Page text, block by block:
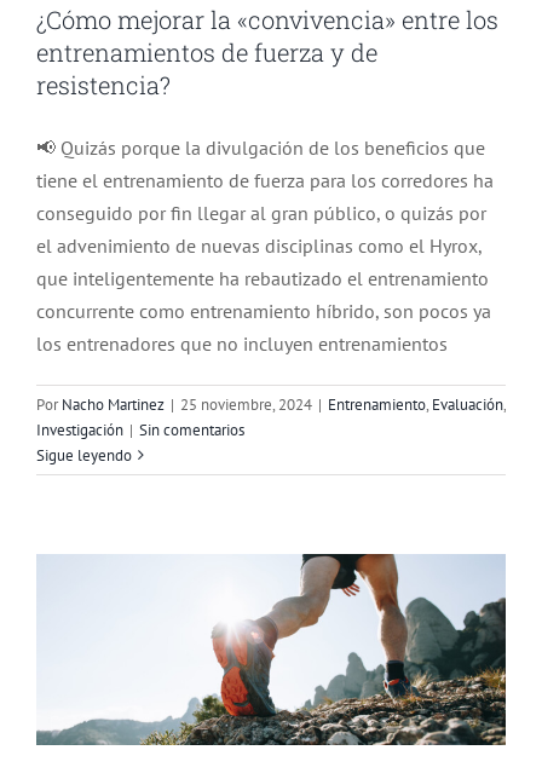
¿Cómo mejorar la «convivencia» entre los
entrenamientos de fuerza y de
resistencia?
📢 Quizás porque la divulgación de los beneficios que
tiene el entrenamiento de fuerza para los corredores ha
conseguido por fin llegar al gran público, o quizás por
el advenimiento de nuevas disciplinas como el Hyrox,
que inteligentemente ha rebautizado el entrenamiento
concurrente como entrenamiento híbrido, son pocos ya
los entrenadores que no incluyen entrenamientos
PorNacho Martinez | 25 noviembre, 2024 | Entrenamiento, Evaluación,
Investigación | Sin comentarios
Sigue leyendoPasar del asfalto a la montaña. Cómo